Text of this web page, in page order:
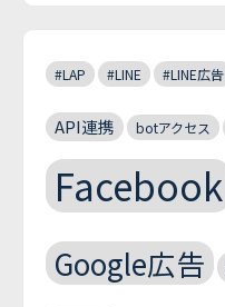
#LAP #LINE #LINE広告
API連携 botアクセス
Facebook
Google広告